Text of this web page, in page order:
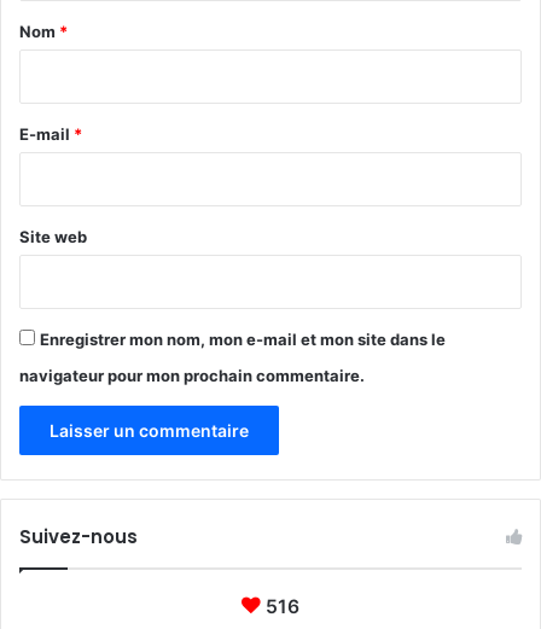
r
d
s
o
u
r
e
s
5
r
o
h
a
a
n
a
e
Nom *
E-mail *
Site web
Enregistrer mon nom, mon e-mail et mon site dans le
navigateur pour mon prochain commentaire.
Suivez-nous
516